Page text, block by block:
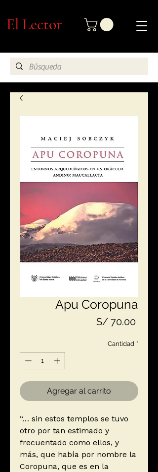
El Lector
Apu Coropuna
S/ 70.00Precio
Cantidad *
Agregar al carrito
“… sin estos templos se tuvo
otro por tan estimado y
frecuentado como ellos, y
más, que había por nombre la
Coropuna, que es en la